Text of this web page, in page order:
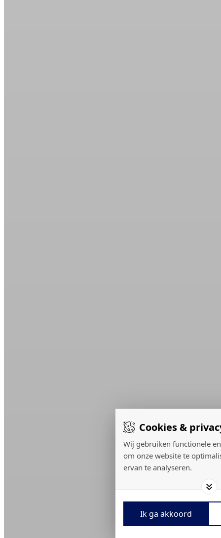
Cookies &
Wij gebruiken functionele
om onze website te
ervan te analyseren.
Ik ga akkoord